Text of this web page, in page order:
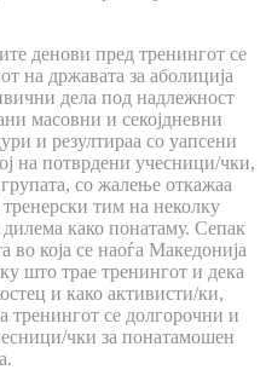
денови пред тренингот се
на државата за аболиција
дела под надлежност
масовни и секојдневни
и резултираа со уапсени
на потврдени учесници/чки,
со жалење откажаа
тим на неколку
како понатаму. Сепак
во која се наоѓа Македонија
што трае тренингот и дека
и како активисти/ки,
тренингот се долгорочни и
чки за понатамошен